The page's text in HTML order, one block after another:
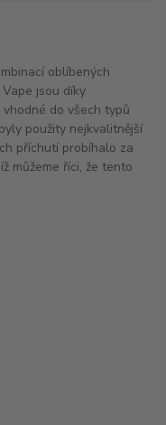
oblíbených
jsou díky
vhodné do všech typů
použity nejkvalitnější
příchutí probíhalo za
můžeme říci, že tento